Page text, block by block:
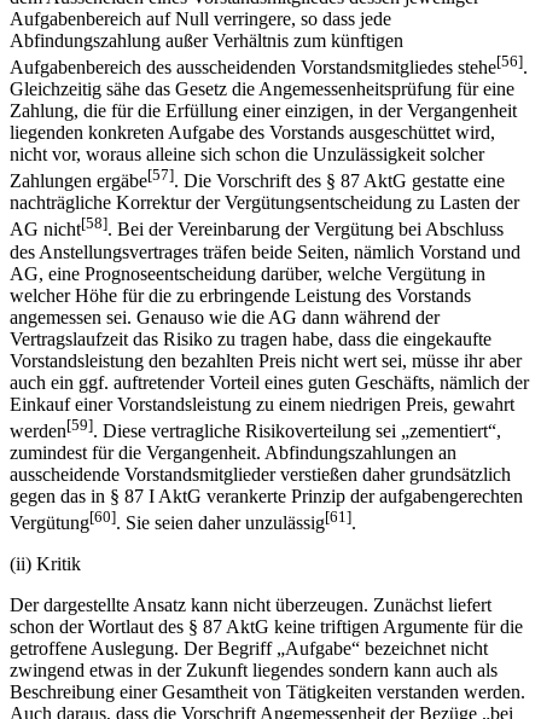
Aufgabenbereich auf Null verringere, so dass jede
Abfindungszahlung außer Verhältnis zum künftigen
Aufgabenbereich des ausscheidenden Vorstandsmitgliedes stehe[56].
Gleichzeitig sähe das Gesetz die Angemessenheitsprüfung für eine
Zahlung, die für die Erfüllung einer einzigen, in der Vergangenheit
liegenden konkreten Aufgabe des Vorstands ausgeschüttet wird,
nicht vor, woraus alleine sich schon die Unzulässigkeit solcher
Zahlungen ergäbe[57]. Die Vorschrift des § 87 AktG gestatte eine
nachträgliche Korrektur der Vergütungsentscheidung zu Lasten der
AG nicht[58]. Bei der Vereinbarung der Vergütung bei Abschluss
des Anstellungsvertrages träfen beide Seiten, nämlich Vorstand und
AG, eine Prognoseentscheidung darüber, welche Vergütung in
welcher Höhe für die zu erbringende Leistung des Vorstands
angemessen sei. Genauso wie die AG dann während der
Vertragslaufzeit das Risiko zu tragen habe, dass die eingekaufte
Vorstandsleistung den bezahlten Preis nicht wert sei, müsse ihr aber
auch ein ggf. auftretender Vorteil eines guten Geschäfts, nämlich der
Einkauf einer Vorstandsleistung zu einem niedrigen Preis, gewahrt
werden[59]. Diese vertragliche Risikoverteilung sei „zementiert“,
zumindest für die Vergangenheit. Abfindungszahlungen an
ausscheidende Vorstandsmitglieder verstießen daher grundsätzlich
gegen das in § 87 I AktG verankerte Prinzip der aufgabengerechten
Vergütung[60]. Sie seien daher unzulässig[61].
(ii) Kritik
Der dargestellte Ansatz kann nicht überzeugen. Zunächst liefert
schon der Wortlaut des § 87 AktG keine triftigen Argumente für die
getroffene Auslegung. Der Begriff „Aufgabe“ bezeichnet nicht
zwingend etwas in der Zukunft liegendes sondern kann auch als
Beschreibung einer Gesamtheit von Tätigkeiten verstanden werden.
Auch daraus, dass die Vorschrift Angemessenheit der Bezüge „bei